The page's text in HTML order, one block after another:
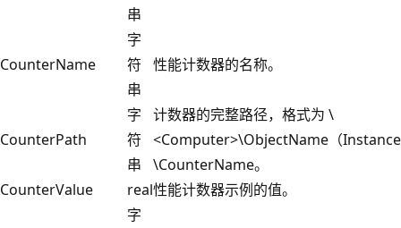
串
CounterName
字
符
串
性能计数器的名称。
CounterPath
字
符
串
计数器的完整路径，格式为 \
<Computer>\ObjectName（
\CounterName。
CounterValue
real性能计数器示例的值。
字